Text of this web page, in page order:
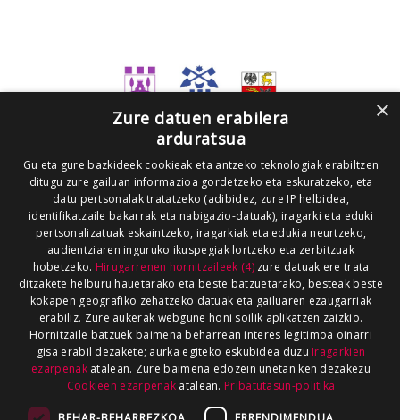
×
Zure datuen erabilera
arduratsua
Gu eta gure bazkideek cookieak eta antzeko teknologiak erabiltzen
ditugu zure gailuan informazioa gordetzeko eta eskuratzeko, eta
datu pertsonalak tratatzeko (adibidez, zure IP helbidea,
identifikatzaile bakarrak eta nabigazio-datuak), iragarki eta eduki
pertsonalizatuak eskaintzeko, iragarkiak eta edukia neurtzeko,
audientziaren inguruko ikuspegiak lortzeko eta zerbitzuak
hobetzeko. Hirugarrenen hornitzaileek (4)zure datuak ere trata
ditzakete helburu hauetarako eta beste batzuetarako, besteak beste
kokapen geografiko zehatzeko datuak eta gailuaren ezaugarriak
erabiliz. Zure aukerak webgune honi soilik aplikatzen zaizkio.
Hornitzaile batzuek baimena beharrean interes legitimoa oinarri
gisa erabil dezakete; aurka egiteko eskubidea duzu Iragarkien
ezarpenakatalean. Zure baimena edozein unetan ken dezakezu
Cookieen ezarpenak atalean. Pribatutasun-politika